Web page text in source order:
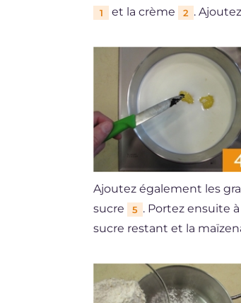
1 et la crème 2 .
Ajoutez également les
sucre
5 . Portez ensuite
sucre restant et la